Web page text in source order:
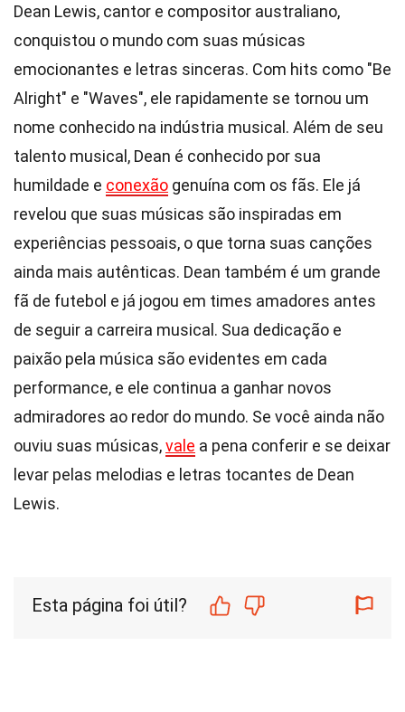
Dean Lewis, cantor e compositor australiano,
conquistou o mundo com suas músicas
emocionantes e letras sinceras. Com hits como "Be
Alright" e "Waves", ele rapidamente se tornou um
nome conhecido na indústria musical. Além de seu
talento musical, Dean é conhecido por sua
humildade e conexão genuína com os fãs. Ele já
revelou que suas músicas são inspiradas em
experiências pessoais, o que torna suas canções
ainda mais autênticas. Dean também é um grande
fã de futebol e já jogou em times amadores antes
de seguir a carreira musical. Sua dedicação e
paixão pela música são evidentes em cada
performance, e ele continua a ganhar novos
admiradores ao redor do mundo. Se você ainda não
ouviu suas músicas,vale a pena conferir e se deixar
levar pelas melodias e letras tocantes de Dean
Lewis.
Esta página foi útil?